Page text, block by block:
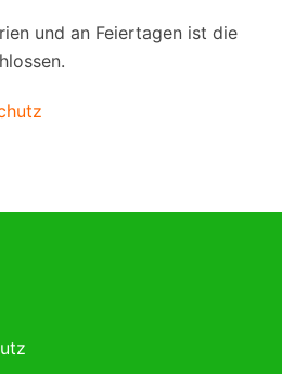
und an Feiertagen ist die